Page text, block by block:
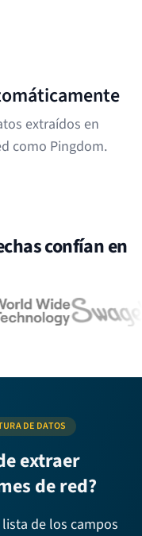
extraídos en
como Pingdom.
confían en
DE DATOS
extraer
de red?
de los campos